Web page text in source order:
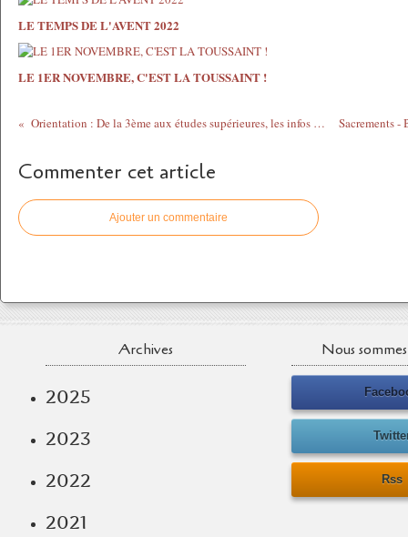
LE TEMPS DE L'AVENT 2022
LE 1ER NOVEMBRE, C'EST LA TOUSSAINT !
Orientation : De la 3ème aux études supérieures, les infos utiles ...
Commenter cet article
Ajouter un commentaire
Archives
2025
2023
2022
2021
Nous
Rss